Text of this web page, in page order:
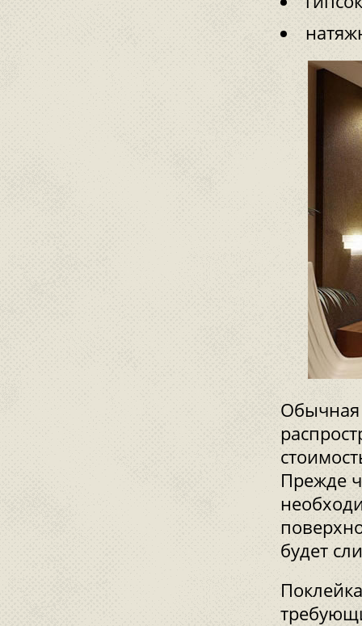
Обычная
Прежде
будет